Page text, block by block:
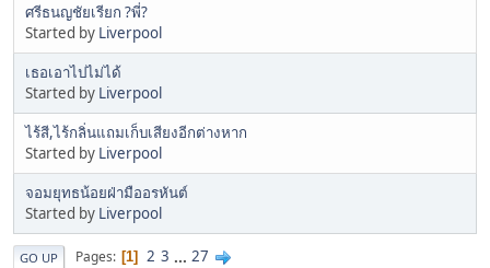
ศรีธนญชัยเรียก ?พี่?
Started by Liverpool
เธอเอาไปไม่ได้
Started by Liverpool
ไร้สี,ไร้กลิ่นแถมเก็บเสียงอีกต่างหาก
Started by Liverpool
จอมยุทธน้อยฝ่ามืออรหันต์
Started by Liverpool
GO UP Pages 1 2 3 ... 27